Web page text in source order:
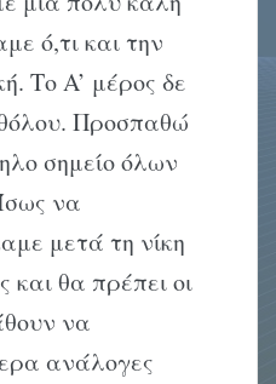
ό,τι και την
Tο A’ μέρος δε
Προσπαθώ
σημείο όλων
να
μετά τη νίκη
θα πρέπει οι
να
ανάλογες